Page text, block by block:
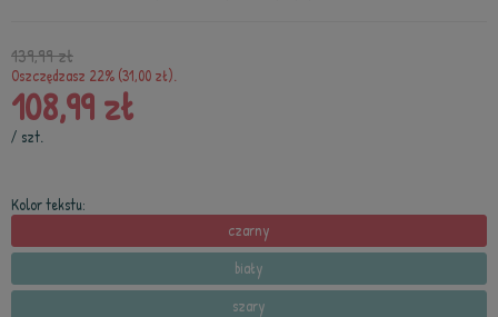
139,99 zł
Oszczędzasz 22% (31,00 zł).
108,99 zł
/ szt.
Kolor tekstu:
czarny
biały
szary